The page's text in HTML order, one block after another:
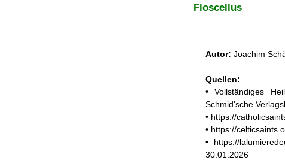
Floscellus
Autor: Joachim
Quellen:
• Vollständiges
Schmid'sche
• https://
• https://
• https://
30.01.2026